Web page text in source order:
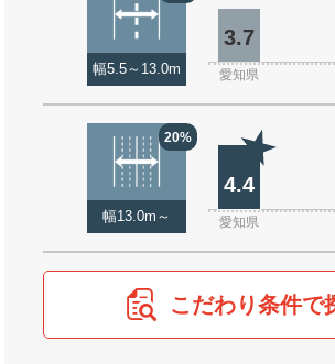
幅5.5～13.0m
3.7
愛知県
20%
幅13.0m～
4.4
愛知県
こだわり条件で